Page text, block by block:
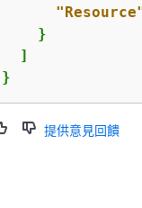
    }
  ]
}
提供意見回饋